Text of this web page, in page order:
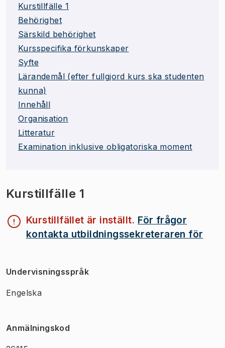
Kurstillfälle 1
Behörighet
Särskild behörighet
Kursspecifika förkunskaper
Syfte
Lärandemål (efter fullgjord kurs ska studenten
kunna)
Innehåll
Organisation
Litteratur
Examination inklusive obligatoriska moment
Kurstillfälle 1
Kurstillfället är inställt. För frågor
kontakta utbildningssekreteraren för
Undervisningsspråk
Engelska
Anmälningskod